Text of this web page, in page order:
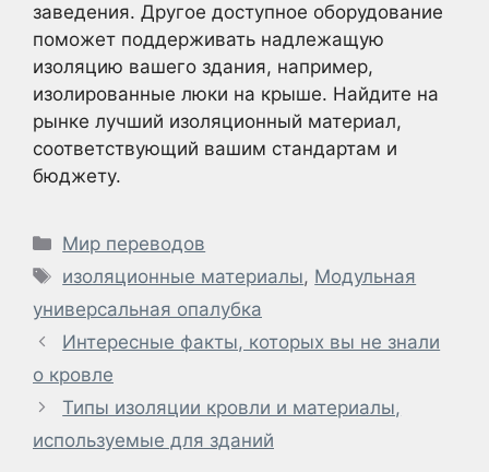
заведения. Другое доступное оборудование
поможет поддерживать надлежащую
изоляцию вашего здания, например,
изолированные люки на крыше. Найдите на
рынке лучший изоляционный материал,
соответствующий вашим стандартам и
бюджету.
Рубрики
Мир переводов
Метки
изоляционные материалы, Модульная
универсальная опалубка
Интересные факты, которых вы не знали
о кровле
Типы изоляции кровли и материалы,
используемые для зданий